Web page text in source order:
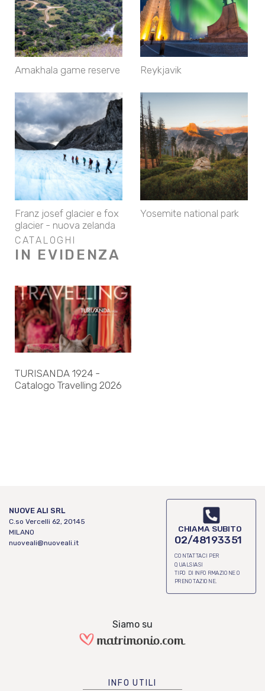
Amakhala game reserve
Franz josef glacier e fox
glacier - nuova zelanda
Reykjavik
Yosemite national park
CATALOGHI
IN EVIDENZA
TURISANDA 1924 -
Catalogo Travelling 2026
NUOVE ALI SRL
C.so Vercelli 62, 20145
MILANO
nuoveali@nuoveali.it
CHIAMA SUBITO
02/48193351
CONTATTACI PER
QUALSIASI
TIPO DI INFORMAZIONE O
PRENOTAZIONE.
Siamo su
INFO UTILI